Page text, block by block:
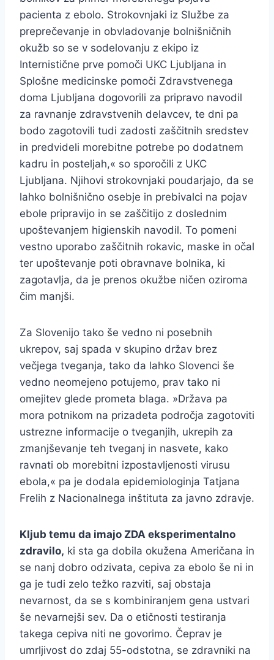
pacienta z ebolo. Strokovnjaki iz Službe za
preprečevanje in obvladovanje bolnišničnih
okužb so se v sodelovanju z ekipo iz
Internistične prve pomoči UKC Ljubljana in
Splošne medicinske pomoči Zdravstvenega
doma Ljubljana dogovorili za pripravo navodil
za ravnanje zdravstvenih delavcev, te dni pa
bodo zagotovili tudi zadosti zaščitnih sredstev
in predvideli morebitne potrebe po dodatnem
kadru in posteljah,« so sporočili z UKC
Ljubljana. Njihovi strokovnjaki poudarjajo, da se
lahko bolnišnično osebje in prebivalci na pojav
ebole pripravijo in se zaščitijo z doslednim
upoštevanjem higienskih navodil. To pomeni
vestno uporabo zaščitnih rokavic, maske in očal
ter upoštevanje poti obravnave bolnika, ki
zagotavlja, da je prenos okužbe ničen oziroma
čim manjši.
Za Slovenijo tako še vedno ni posebnih
ukrepov, saj spada v skupino držav brez
večjega tveganja, tako da lahko Slovenci še
vedno neomejeno potujemo, prav tako ni
omejitev glede prometa blaga. »Država pa
mora potnikom na prizadeta področja zagotoviti
ustrezne informacije o tveganjih, ukrepih za
zmanjševanje teh tveganj in nasvete, kako
ravnati ob morebitni izpostavljenosti virusu
ebola,« pa je dodala epidemiologinja Tatjana
Frelih z Nacionalnega inštituta za javno zdravje.
Kljub temu da imajo ZDA eksperimentalno
zdravilo, ki sta ga dobila okužena Američana in
se nanj dobro odzivata, cepiva za ebolo še ni in
ga je tudi zelo težko razviti, saj obstaja
nevarnost, da se s kombiniranjem gena ustvari
še nevarnejši sev. Da o etičnosti testiranja
takega cepiva niti ne govorimo. Čeprav je
umrljivost do zdaj 55-odstotna, se zdravniki na